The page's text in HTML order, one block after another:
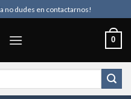
no dudes en contactarnos!
0